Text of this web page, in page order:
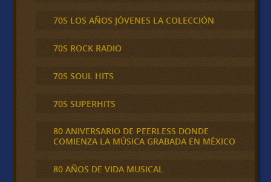
70S LOS AÑOS JÓVENES LA COLECCIÓN
70S ROCK RADIO
70S SOUL HITS
70S SUPERHITS
80 ANIVERSARIO DE PEERLESS DONDE
COMIENZA LA MÚSICA GRABADA EN MÉXICO
80 AÑOS DE VIDA MUSICAL